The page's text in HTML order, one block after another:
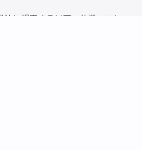
に規定する以下の休業のこと